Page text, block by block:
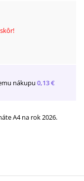
nákupu 0,13 €
A4 na rok 2026.